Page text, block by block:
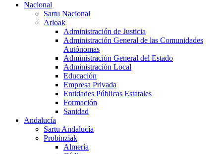
Nacional
Sartu Nacional
Arloak
Administración de Justicia
Administración General de las Comunidades
Autónomas
Administración General del Estado
Administración Local
Educación
Empresa Privada
Entidades Públicas Estatales
Formación
Sanidad
Andalucía
Sartu Andalucía
Probinziak
Almería